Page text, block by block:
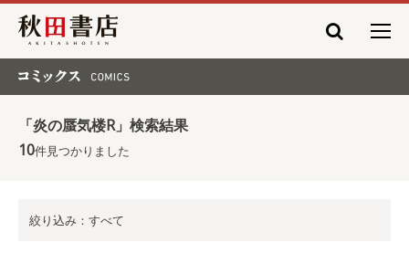
秋田書店
「炎の蜃気楼R」検索結果
10件見つかりました
絞り込み：すべて